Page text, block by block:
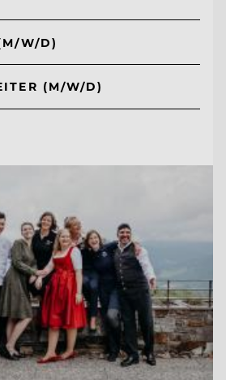
W/D)
(M/W/D)